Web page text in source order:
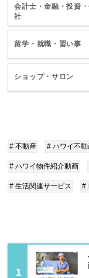
会計士・金融・投資
社
留学・就職・習い事
ショップ・サロン
# 不動産 # ハワイ不
# ハワイ物件紹介動画
# 生活関連サービス #